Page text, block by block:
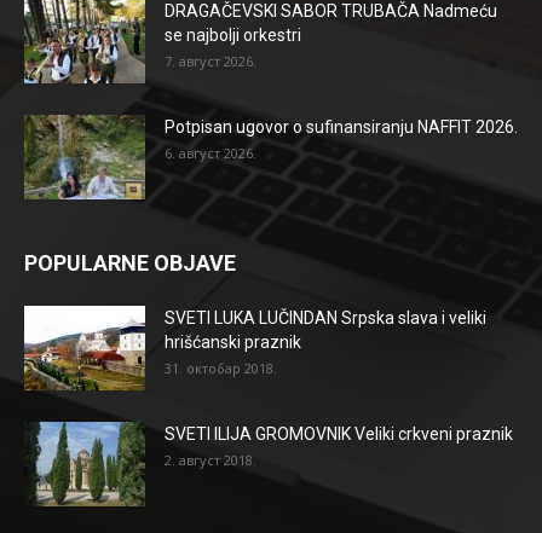
DRAGAČEVSKI SABOR TRUBAČA Nadmeću
se najbolji orkestri
7. август 2026.
Potpisan ugovor o sufinansiranju NAFFIT 2026.
6. август 2026.
POPULARNE OBJAVE
SVETI LUKA LUČINDAN Srpska slava i veliki
hrišćanski praznik
31. октобар 2018.
SVETI ILIJA GROMOVNIK Veliki crkveni praznik
2. август 2018.